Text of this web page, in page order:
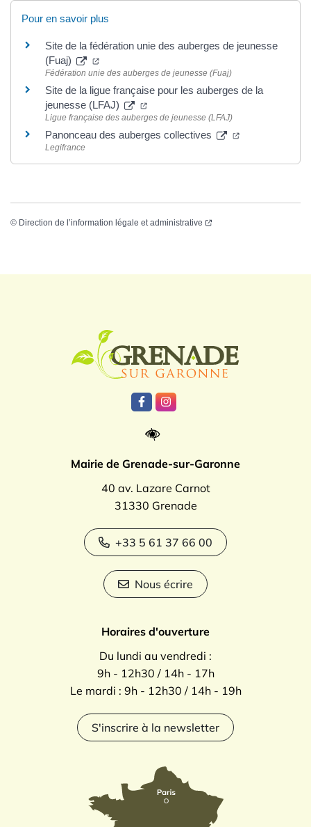
Pour en savoir plus
Site de la fédération unie des auberges de jeunesse
(Fuaj)
Fédération unie des auberges de jeunesse (Fuaj)
Site de la ligue française pour les auberges de la
jeunesse (LFAJ)
Ligue française des auberges de jeunesse (LFAJ)
Panonceau des auberges collectives
Legifrance
© Direction de l’information légale et administrative
Lien vers le compte Facebook
Lien vers le compte
Mairie de Grenade-sur-Garonne
40 av. Lazare Carnot
31330 Grenade
+33 5 61 37 66 00
Nous écrire
Horaires d'ouverture
Du lundi au vendredi :
9h - 12h30 / 14h - 17h
Le mardi : 9h - 12h30 / 14h - 19h
S'inscrire à la newsletter